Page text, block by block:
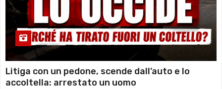
Litiga con un pedone, scende dall’auto e lo
accoltella: arrestato un uomo